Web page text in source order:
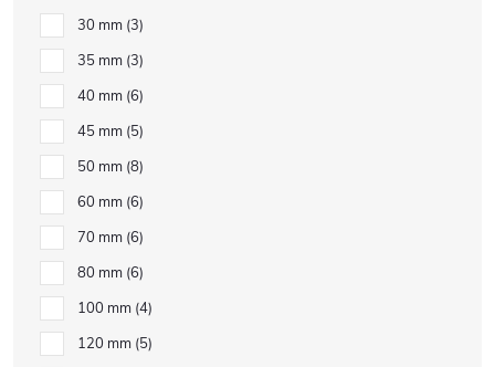
30 mm 3
35 mm 3
40 mm 6
45 mm 5
50 mm 8
60 mm 6
70 mm 6
80 mm 6
100 mm 4
120 mm 5